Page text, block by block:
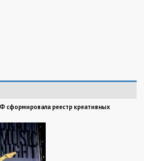
сформировала реестр креативных